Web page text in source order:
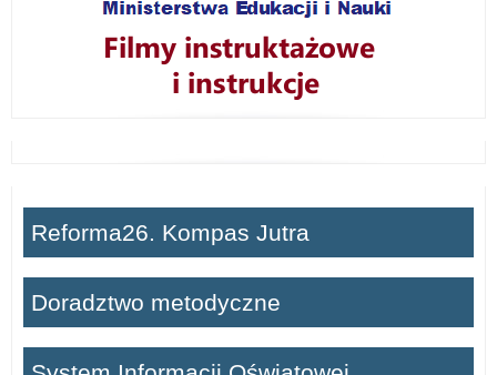
Reforma26. Kompas Jutra
Doradztwo metodyczne